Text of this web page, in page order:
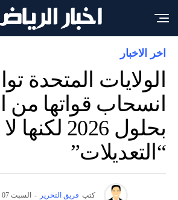
اخر الاخبار
الولايات المتحدة
انسحاب قواتها من
بحلول 2026
“التعديلات”
كتب فريق التحرير - السبت 07 سبتمبر 5:46 م